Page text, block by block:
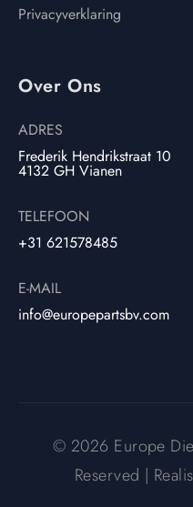
Privacyverklaring
Over Ons
ADRES
Frederik Hendrikstraat 10
4132 GH Vianen
TELEFOON
+31 621578485
E-MAIL
info@europepartsbv.com
© 2026 Europe
Reserved |